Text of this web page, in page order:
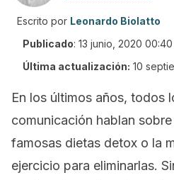
Escrito por Leonardo Biolatto
Publicado: 13 junio, 2020 00:40
Última actualización: 10
En los últimos años, todos
comunicación hablan
famosas dietas detox o la
ejercicio para eliminarlas.